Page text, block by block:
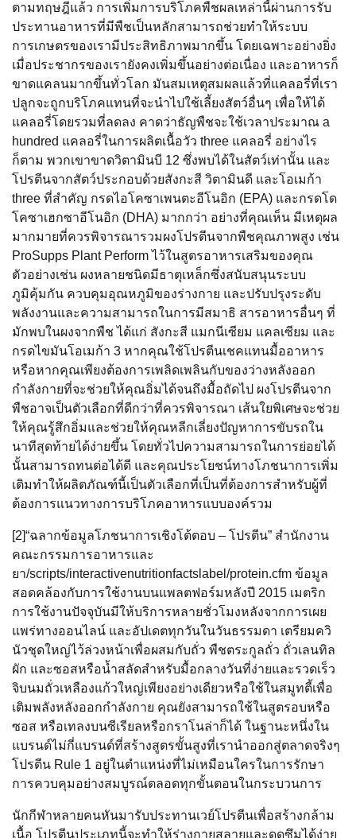
ตามทฤษฎีแล้ว การเพิ่มการบริโภคพืชผลเหล่านี้ผ่านการรับ
ประทานอาหารที่มีพืชเป็นหลักสามารถช่วยทำให้ระบบ
การเกษตรของเรามีประสิทธิภาพมากขึ้น โดยเฉพาะอย่างยิ่ง
เมื่อประชากรของเรายังคงเพิ่มขึ้นอย่างต่อเนื่อง และอาหารก็
ขาดแคลนมากขึ้นทั่วโลก มันสมเหตุสมผลแล้วที่แคลอรี่ที่เรา
ปลูกจะถูกบริโภคแทนที่จะนำไปใช้เลี้ยงสัตว์อื่นๆ เพื่อให้ได้
แคลอรี่โดยรวมที่ลดลง คาดว่าธัญพืชจะใช้เวลาประมาณ a
hundred แคลอรี่ในการผลิตเนื้อวัว three แคลอรี่ อย่างไร
ก็ตาม พวกเขาขาดวิตามินบี 12 ซึ่งพบได้ในสัตว์เท่านั้น และ
โปรตีนจากสัตว์ประกอบด้วยสังกะสี วิตามินดี และโอเมก้า
three ที่สำคัญ กรดไอโคซาเพนตะอีโนอิก (EPA) และกรดโด
โคซาเฮกซาอีโนอิก (DHA) มากกว่า อย่างที่คุณเห็น มีเหตุผล
มากมายที่ควรพิจารณารวมผงโปรตีนจากพืชคุณภาพสูง เช่น
ProSupps Plant Perform ไว้ในสูตรอาหารเสริมของคุณ
ตัวอย่างเช่น ผงหลายชนิดมีธาตุเหล็กซึ่งสนับสนุนระบบ
ภูมิคุ้มกัน ควบคุมอุณหภูมิของร่างกาย และปรับปรุงระดับ
พลังงานและความสามารถในการมีสมาธิ สารอาหารอื่นๆ ที่
มักพบในผงจากพืช ได้แก่ สังกะสี แมกนีเซียม แคลเซียม และ
กรดไขมันโอเมก้า 3 หากคุณใช้โปรตีนเชคแทนมื้ออาหาร
หรือหากคุณเพียงต้องการเพลิดเพลินกับของว่างหลังออก
กำลังกายที่จะช่วยให้คุณอิ่มได้จนถึงมื้อถัดไป ผงโปรตีนจาก
พืชอาจเป็นตัวเลือกที่ดีกว่าที่ควรพิจารณา เส้นใยพิเศษจะช่วย
ให้คุณรู้สึกอิ่มและช่วยให้คุณหลีกเลี่ยงปัญหาการขับรถใน
นาทีสุดท้ายได้ง่ายขึ้น โดยทั่วไปความสามารถในการย่อยได้
นั้นสามารถทนต่อได้ดี และคุณประโยชน์ทางโภชนาการเพิ่ม
เติมทำให้ผลิตภัณฑ์นี้เป็นตัวเลือกที่เป็นที่ต้องการสำหรับผู้ที่
ต้องการแนวทางการบริโภคอาหารแบบองค์รวม
[2]“ฉลากข้อมูลโภชนาการเชิงโต้ตอบ – โปรตีน” สำนักงาน
คณะกรรมการอาหารและ
ยา/scripts/interactivenutritionfactslabel/protein.cfm ข้อมูล
สอดคล้องกับการใช้งานบนแพลตฟอร์มหลังปี 2015 เมตริก
การใช้งานปัจจุบันมีให้บริการหลายชั่วโมงหลังจากการเผย
แพร่ทางออนไลน์ และอัปเดตทุกวันในวันธรรมดา เตรียมควิ
นัวชุดใหญ่ไว้ล่วงหน้าเพื่อผสมกับถั่ว พืชตระกูลถั่ว ถั่วเลนทิล
ผัก และซอสหรือน้ำสลัดสำหรับมื้อกลางวันที่ง่ายและรวดเร็ว
จิบนมถั่วเหลืองแก้วใหญ่เพียงอย่างเดียวหรือใช้ในสมูทตี้เพื่อ
เติมพลังหลังออกกำลังกาย คุณยังสามารถใช้ในสูตรอบหรือ
ซอส หรือเทลงบนซีเรียลหรือกราโนล่าก็ได้ ในฐานะหนึ่งใน
แบรนด์ไม่กี่แบรนด์ที่สร้างสูตรขั้นสูงที่เรานำออกสู่ตลาดจริงๆ
โปรตีน Rule 1 อยู่ในตำแหน่งที่ไม่เหมือนใครในการรักษา
การควบคุมอย่างสมบูรณ์ตลอดทุกขั้นตอนในกระบวนการ
นักกีฬาหลายคนหันมารับประทานเวย์โปรตีนเพื่อสร้างกล้าม
เนื้อ โปรตีนประเภทนี้จะทำให้ร่างกายสลายและดูดซึมได้ง่าย